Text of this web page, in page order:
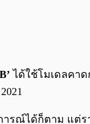
ได้ใช้โมเดลคา
รณ์ได้ก็ตาม แต่